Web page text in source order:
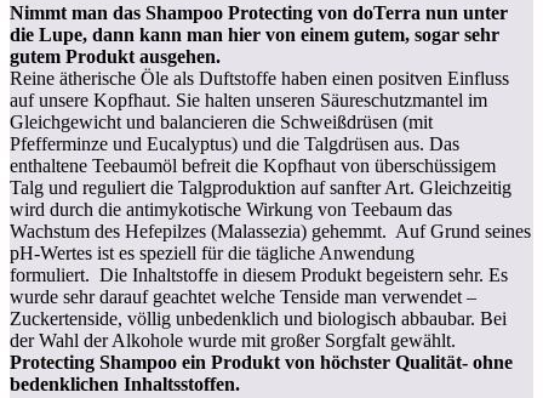
Nimmt man das Shampoo Protecting von doTerra nun unter
die Lupe, dann kann man hier von einem gutem, sogar sehr
gutem Produkt ausgehen.
Reine ätherische Öle als Duftstoffe haben einen positven Einfluss
auf unsere Kopfhaut. Sie halten unseren Säureschutzmantel im
Gleichgewicht und balancieren die Schweißdrüsen (mit
Pfefferminze und Eucalyptus) und die Talgdrüsen aus. Das
enthaltene Teebaumöl befreit die Kopfhaut von überschüssigem
Talg und reguliert die Talgproduktion auf sanfter Art. Gleichzeitig
wird durch die antimykotische Wirkung von Teebaum das
Wachstum des Hefepilzes (Malassezia) gehemmt. Auf Grund seines
pH-Wertes ist es speziell für die tägliche Anwendung
formuliert. Die Inhaltstoffe in diesem Produkt begeistern sehr. Es
wurde sehr darauf geachtet welche Tenside man verwendet –
Zuckertenside, völlig unbedenklich und biologisch abbaubar. Bei
der Wahl der Alkohole wurde mit großer Sorgfalt gewählt.
Protecting Shampoo ein Produkt von höchster Qualität- ohne
bedenklichen Inhaltsstoffen.